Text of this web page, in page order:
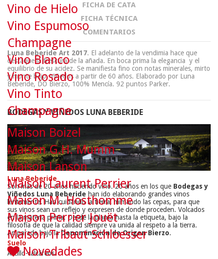
FICHA DE CATA
FICHA TÉCNICA
COMENTARIOS
Luna Beberide Art 2017. El adelanto de la vendimia hace que
destaque la frescura de la añada. En boca prima la elegancia y el
equilibrio de su acidez. Se manifiesta fino con notas minerales, mirto
y monte bajo. Viñedos a partir de 60 años. Elaborado por Luna
Beberide, DO Bierzo, 100% Mencía. 92 puntos Parker.
BODEGAS Y VIÑEDOS LUNA BEBERIDE
Luna Beberide
Son más de 20 años haciendo vino. 20 años en los que Bodegas y
Viñedos Luna Beberide han ido elaborando grandes vinos
lentamente. Han cuidando la tierra, mimando las cepas, para que
sus vinos sean un reflejo y expresen de donde proceden. Volcados
en la materia prima. Desde la planta hasta la etiqueta, bajo la
filosofía de que la calidad siempre va unida al respeto a la tierra.
Amparada bajo laDenominación de Origen Bierzo.
Suelo
Arcillo-calcáreos.
Vino de Hielo
Vino Espumoso
Champagne
Vino Blanco
Vino Rosado
Vino Tinto
Champagne
Maison Boizel
Maison G.H. Mumm
Maison Lanson
Maison Laurent Perrier
Maison M. Hosthomme
Maison Perrier Jouët
Maison Tribaut Schloesser
Novedades